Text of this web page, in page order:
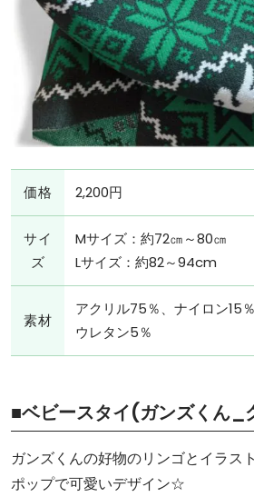
価格 2,200円
サイ
ズ
Mサイズ：約72㎝～80㎝
Lサイズ：約82～94cm
素材
アクリル75％、ナイロン15
ウレタン5％
■ベビースタイ(ガンズくん_
ガンズくんの好物のリンゴとイラス
ポップで可愛いデザイン☆